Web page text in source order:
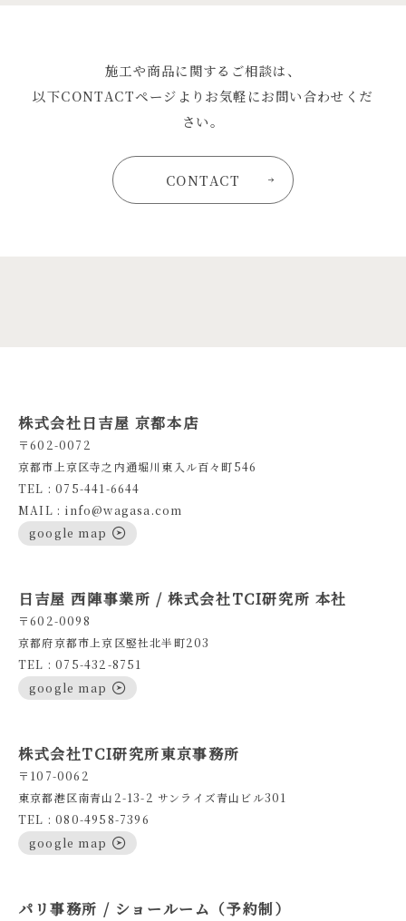
施工や商品に関するご相談は、
以下CONTACTページよりお気軽にお問い合わせくだ
さい。
CONTACT
株式会社日吉屋 京都本店
〒602-0072
京都市上京区寺之内通堀川東入ル百々町546
TEL : 075-441-6644
MAIL : info@wagasa.com
google map
日吉屋 西陣事業所 / 株式会社TCI研究所 本社
〒602-0098
京都府京都市上京区竪社北半町203
TEL : 075-432-8751
google map
株式会社TCI研究所東京事務所
〒107-0062
東京都港区南青山2-13-2 サンライズ青山ビル301
TEL : 080-4958-7396
google map
パリ事務所 / ショールーム（予約制）